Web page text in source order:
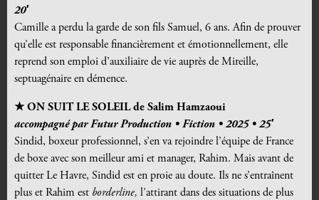
20′
Camille a perdu la garde de son fils Samuel, 6 ans. Afin de prouver
qu’elle est responsable financièrement et émotionnellement, elle
reprend son emploi d’auxiliaire de vie auprès de Mireille,
septuagénaire en démence.
★ ON SUIT LE SOLEIL de Salim Hamzaoui
accompagné par Futur Production • Fiction • 2025 • 25′
Sindid, boxeur professionnel, s’en va rejoindre l’équipe de France
de boxe avec son meilleur ami et manager, Rahim. Mais avant de
quitter Le Havre, Sindid est en proie au doute. Ils ne s’entraînent
plus et Rahim est borderline, l’attirant dans des situations de plus